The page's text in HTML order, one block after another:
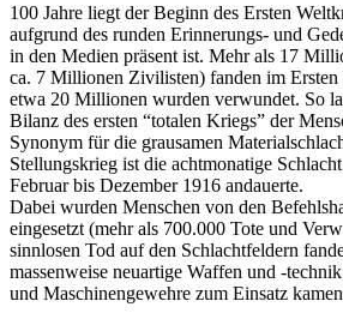
100 Jahre liegt der Beginn des Ersten
aufgrund des runden Erinnerungs- und
in den Medien präsent ist. Mehr als 17
ca. 7 Millionen Zivilisten) fanden im
etwa 20 Millionen wurden verwundet. So
Bilanz des ersten “totalen Kriegs” der
Synonym für die grausamen
Stellungskrieg ist die achtmonatige
Februar bis Dezember 1916 andauerte.
Dabei wurden Menschen von den
eingesetzt (mehr als 700.000 Tote und
sinnlosen Tod auf den Schlachtfeldern
massenweise neuartige Waffen und -
und Maschinengewehre zum Einsatz